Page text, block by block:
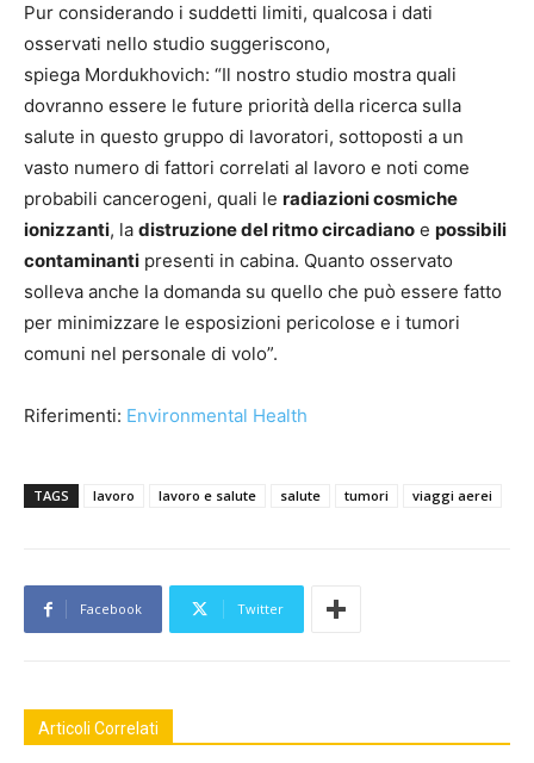
Pur considerando i suddetti limiti, qualcosa i dati
osservati nello studio suggeriscono,
spiega Mordukhovich: “Il nostro studio mostra quali
dovranno essere le future priorità della ricerca sulla
salute in questo gruppo di lavoratori, sottoposti a un
vasto numero di fattori correlati al lavoro e noti come
probabili cancerogeni, quali le radiazioni cosmiche
ionizzanti, la distruzione del ritmo circadiano e possibili
contaminanti presenti in cabina. Quanto osservato
solleva anche la domanda su quello che può essere fatto
per minimizzare le esposizioni pericolose e i tumori
comuni nel personale di volo”.
Riferimenti: Environmental Health
TAGS lavoro lavoro e salute salute tumori viaggi aerei
Facebook Twitter
Articoli Correlati